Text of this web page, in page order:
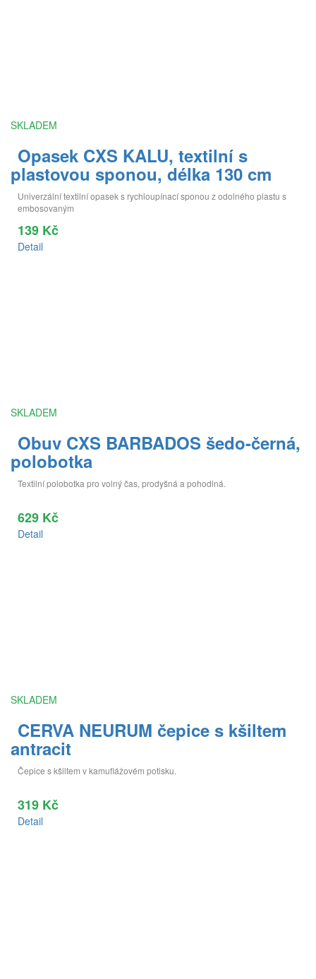
SKLADEM
Opasek CXS KALU, textilní s
plastovou sponou, délka 130 cm
Univerzální textilní opasek s rychloupínací sponou z odolného plastu s
embosovaným
139 Kč
Detail
SKLADEM
Obuv CXS BARBADOS šedo-černá,
polobotka
Textilní polobotka pro volný čas, prodyšná a pohodlná.
629 Kč
Detail
SKLADEM
CERVA NEURUM čepice s kšiltem
antracit
Čepice s kšiltem v kamuflážovém potisku.
319 Kč
Detail